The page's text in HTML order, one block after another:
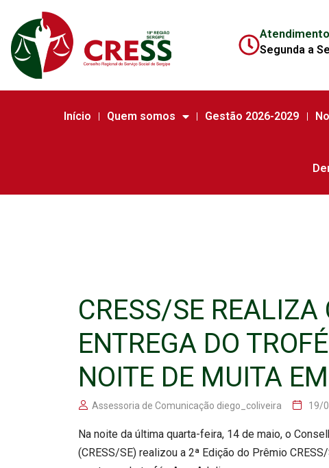
Atendimento
Segunda a
Início Quem somos Gestão 2026-2029
CRESS/SE REALIZA
ENTREGA DO
NOITE DE MUITA
Assessoria de Comunicação diego_coliveira 19/
Na noite da última quarta-feira, 14 de maio, o
(CRESS/SE) realizou a 2ª Edição do Prêmio